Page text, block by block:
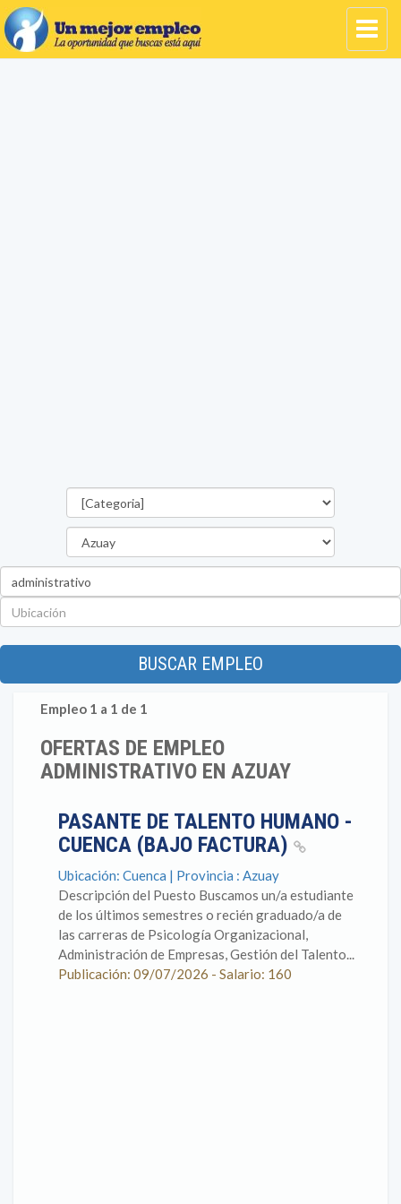
BUSCAR EMPLEO
Empleo 1 a 1 de 1
OFERTAS DE EMPLEO
ADMINISTRATIVO EN AZUAY
PASANTE DE TALENTO HUMANO -
CUENCA (BAJO FACTURA)
Ubicación: Cuenca | Provincia : Azuay
Descripción del Puesto Buscamos un/a estudiante
de los últimos semestres o recién graduado/a de
las carreras de Psicología Organizacional,
Administración de Empresas, Gestión del Talento...
Publicación: 09/07/2026 - Salario: 160